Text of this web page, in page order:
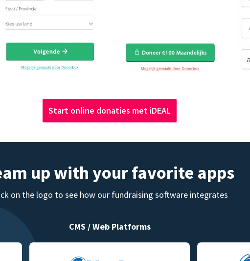
Start online donaties met iDEAL
up with your favorite apps
on the logo to see how our fundraising software integrates
CMS / Web Platforms